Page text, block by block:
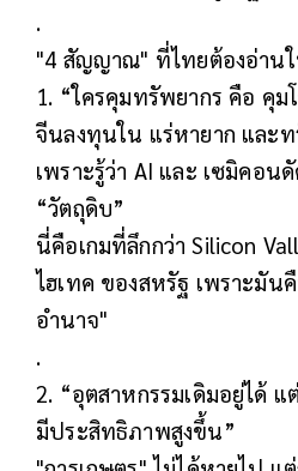
.
"4 สัญญาณ" ที่ไทยต้องอ่าน
1. “ใครคุมทรัพยากร คือ คุม
จีนลงทุนใน แร่หายาก และ
เพราะรู้ว่า AI และ เซมิคอนดั
“วัตถุดิบ”
นี่คือเกมที่ลึกกว่า Silicon
ไฮเทค ของสหรัฐ เพราะมัน
อำนาจ"
.
2. “อุตสาหกรรมเดิมอยู่ได้
มีประสิทธิภาพสูงขึ้น”